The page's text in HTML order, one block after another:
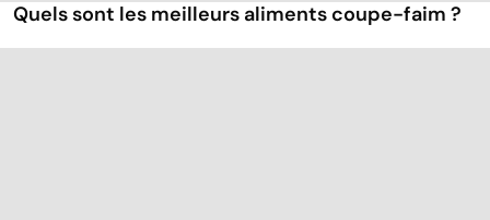
Quels sont les meilleurs aliments coupe-faim ?